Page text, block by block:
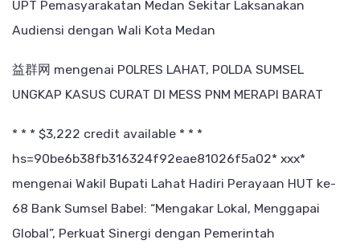
UPT Pemasyarakatan Medan Sekitar Laksanakan
Audiensi dengan Wali Kota Medan
益群网 mengenai POLRES LAHAT, POLDA SUMSEL
UNGKAP KASUS CURAT DI MESS PNM MERAPI BARAT
* * * $3,222 credit available * * *
hs=90be6b38fb316324f92eae81026f5a02* ххх*
mengenai Wakil Bupati Lahat Hadiri Perayaan HUT ke-
68 Bank Sumsel Babel: “Mengakar Lokal, Menggapai
Global”, Perkuat Sinergi dengan Pemerintah